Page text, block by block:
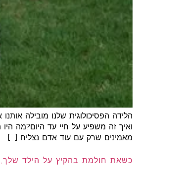
הלידה הפסיכולוגית שלנו מובילה
ואיך זה משפיע על חיי עד היום?מה
מאמינים שרק עם עוד אדם נצליח […]
כשאת חולמת בהקיץ על הילד